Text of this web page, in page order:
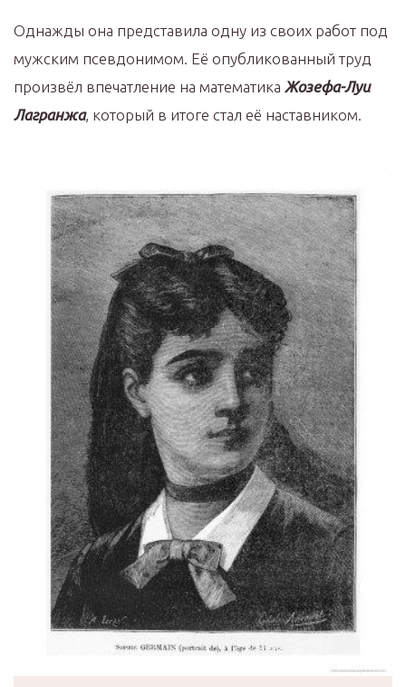
Однажды она представила одну из своих работ под
мужским псевдонимом. Её опубликованный труд
произвёл впечатление на математика Жозефа-Луи
Лагранжа, который в итоге стал её наставником.